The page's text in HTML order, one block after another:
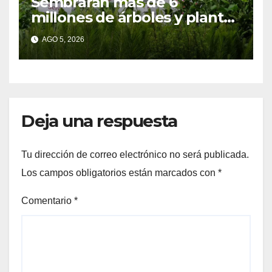
millones de árboles y plantas
en la Jornada Nacional de
Reforestación 2026
AGO 5, 2026
Deja una respuesta
Tu dirección de correo electrónico no será publicada.
Los campos obligatorios están marcados con *
Comentario *